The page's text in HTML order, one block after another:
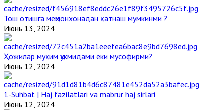
Тош отишга меҳмонхонадан қатнаш мумкинми ?
Июнь 13, 2024
Ҳожилар муқим ҳукмидами ёки мусофирми?
Июнь 12, 2024
1-Suhbat | Haj fazilatlari va mabrur haj sirlari
Июнь 12, 2024